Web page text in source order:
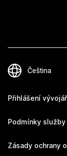
Přihlášení
Podmínky služby
Zásady ochrany